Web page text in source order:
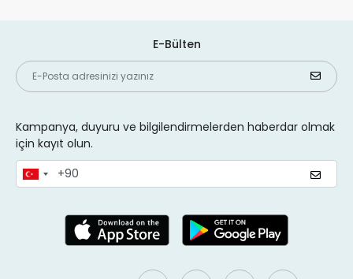
E-Bülten
Kampanya, duyuru ve bilgilendirmelerden haberdar olmak
için kayıt olun.